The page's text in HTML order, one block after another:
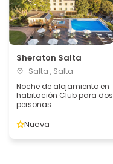
Sheraton Salta
Salta , Salta
Noche de alojamiento en
habitación Club para dos
personas
Nueva